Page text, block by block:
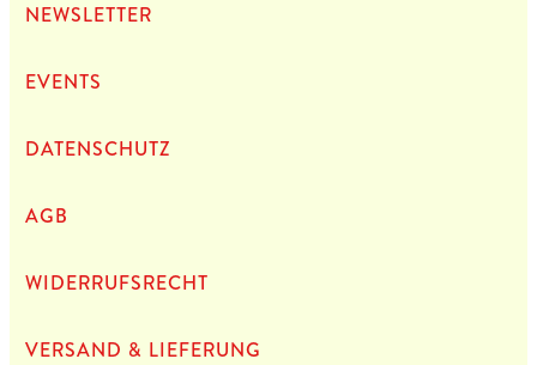
NEWS­LET­TER
EVENTS
DATEN­SCHUTZ
AGB
WIDERRUFSRECHT
VERSAND & LIEFERUNG